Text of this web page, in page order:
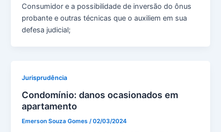
Consumidor e a possibilidade de inversão do ônus
probante e outras técnicas que o auxiliem em sua
defesa judicial;
Jurisprudência
Condomínio: danos ocasionados em
apartamento
Emerson Souza Gomes /02/03/2024